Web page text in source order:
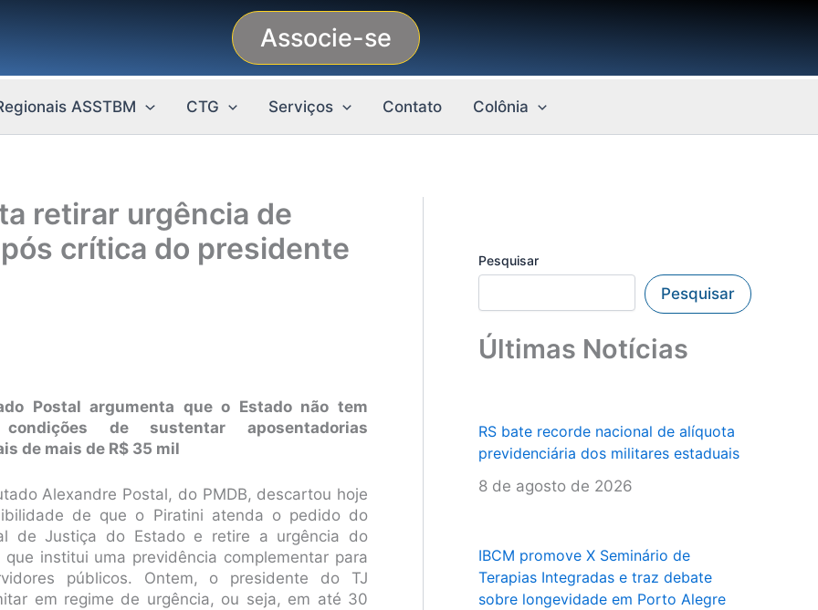
Associe-se
ASSTBM CTG Serviços Contato Colônia
retirar urgência de
crítica do presidente
Postal argumenta que o Estado não tem
de sustentar aposentadorias
de mais de R$ 35 mil
Alexandre Postal, do PMDB, descartou hoje
de que o Piratini atenda o pedido do
de Justiça do Estado e retire a urgência do
que institui uma previdência complementar para
públicos. Ontem, o presidente do TJ
em regime de urgência, ou seja, em até 30
Pesquisar
Pesquisar
Últimas Notícias
RS bate recorde nacional de alíquota
previdenciária dos militares estaduais
8 de agosto de 2026
IBCM promove X Seminário de
Terapias Integradas e traz debate
sobre longevidade em Porto Alegre